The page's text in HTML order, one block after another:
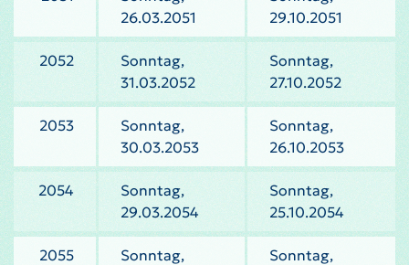
26.03.2051
29.10.2051
2052
Sonntag,
31.03.2052
Sonntag,
27.10.2052
2053
Sonntag,
30.03.2053
Sonntag,
26.10.2053
2054
Sonntag,
29.03.2054
Sonntag,
25.10.2054
2055
Sonntag,
Sonntag,